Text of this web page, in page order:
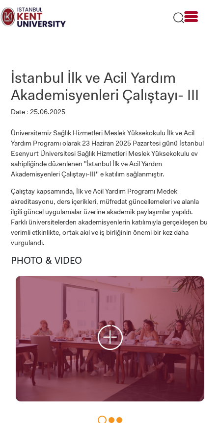
note:
This
system.
CANDIDATE STUDENTS
İstanbul İlk ve Acil Yardım
Akademisyenleri Çalıştayı- III
Date : 25.06.2025
Üniversitemiz Sağlık Hizmetleri Meslek Yüksekokulu İlk ve Acil
Yardım Programı olarak 23 Haziran 2025 Pazartesi günü İstanbul
Esenyurt Üniversitesi Sağlık Hizmetleri Meslek Yüksekokulu ev
sahipliğinde düzenlenen "İstanbul İlk ve Acil Yardım
Akademisyenleri Çalıştayı-III'' e katılım sağlanmıştır.
Çalıştay kapsamında, İlk ve Acil Yardım Programı Medek
akreditasyonu, ders içerikleri, müfredat güncellemeleri ve alanla
ilgili güncel uygulamalar üzerine akademik paylaşımlar yapıldı.
Farklı üniversitelerden akademisyenlerin katılımıyla gerçekleşen bu
verimli etkinlikte, ortak akıl ve iş birliğinin önemi bir kez daha
vurgulandı.
PHOTO & VIDEO